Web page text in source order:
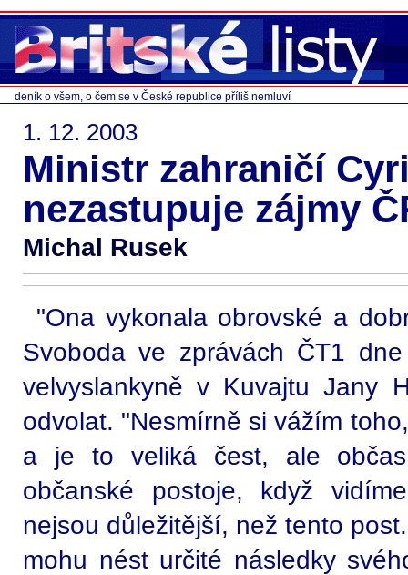
deník o všem, o čem se v České republice příliš nemluví
1. 12. 2003
Ministr zahraničí
nezastupuje zájmy
Michal Rusek
"Ona vykonala obrovské a
Svoboda ve zprávách ČT1
velvyslankyně v Kuvajtu Jany
odvolat. "Nesmírně si vážím
a je to veliká čest, ale
občanské postoje, když
nejsou důležitější, než tento
mohu nést určité následky